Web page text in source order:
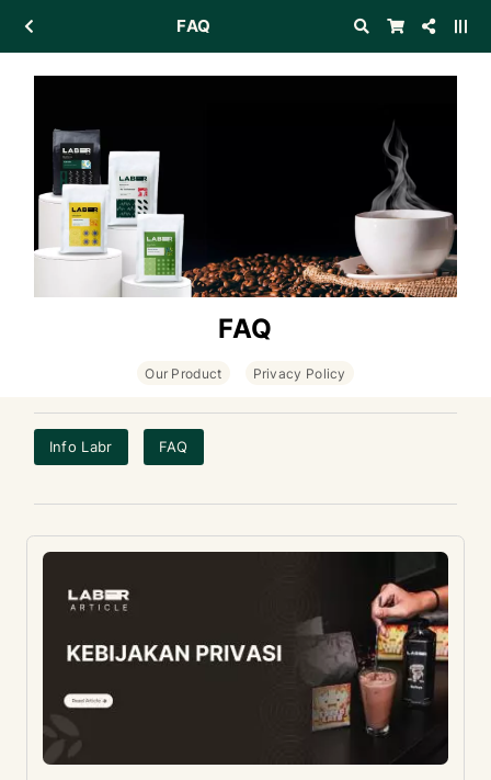
FAQ
FAQ
Our Product Privacy Policy
Info Labr FAQ